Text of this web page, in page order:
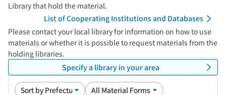
Library that hold the material.
List of Cooperating Institutions and Databases
Please contact your local library for information on how to use
materials or whether it is possible to request materials from the
holding libraries.
Specify a library in your area